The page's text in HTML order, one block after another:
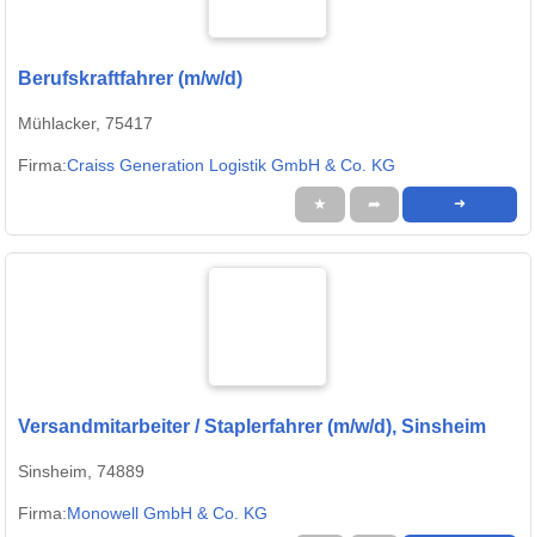
Berufskraftfahrer (m/w/d)
Mühlacker, 75417
Firma:Craiss Generation Logistik GmbH & Co. KG
★ ➦ ➜
Versandmitarbeiter / Staplerfahrer (m/w/d), Sinsheim
Sinsheim, 74889
Firma:Monowell GmbH & Co. KG